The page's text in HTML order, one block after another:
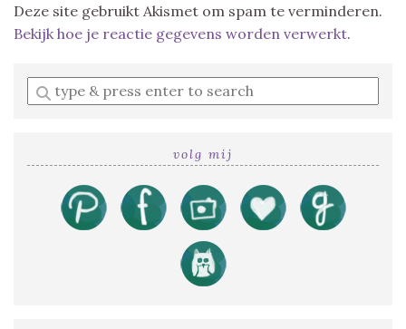
Deze site gebruikt Akismet om spam te verminderen.
Bekijk hoe je reactie gegevens worden verwerkt.
Enter
a
volg mij